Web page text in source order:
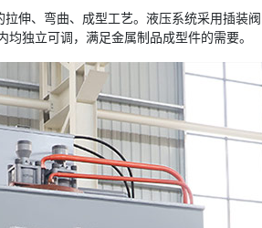
伸、弯曲、成型工艺。液压系统采用插装
独立可调，满足金属制品成型件的需要。